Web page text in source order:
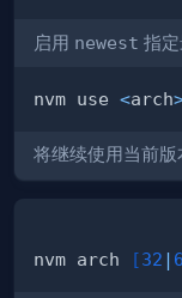
启用 newest 指定
nvm use <arch
将继续使用当前版
nvm arch [32 |